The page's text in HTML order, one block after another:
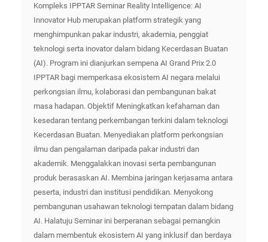
Kompleks IPPTAR Seminar Reality Intelligence: AI
Innovator Hub merupakan platform strategik yang
menghimpunkan pakar industri, akademia, penggiat
teknologi serta inovator dalam bidang Kecerdasan Buatan
(AI). Program ini dianjurkan sempena AI Grand Prix 2.0
IPPTAR bagi memperkasa ekosistem AI negara melalui
perkongsian ilmu, kolaborasi dan pembangunan bakat
masa hadapan. Objektif Meningkatkan kefahaman dan
kesedaran tentang perkembangan terkini dalam teknologi
Kecerdasan Buatan. Menyediakan platform perkongsian
ilmu dan pengalaman daripada pakar industri dan
akademik. Menggalakkan inovasi serta pembangunan
produk berasaskan AI. Membina jaringan kerjasama antara
peserta, industri dan institusi pendidikan. Menyokong
pembangunan usahawan teknologi tempatan dalam bidang
AI. Halatuju Seminar ini berperanan sebagai pemangkin
dalam membentuk ekosistem AI yang inklusif dan berdaya